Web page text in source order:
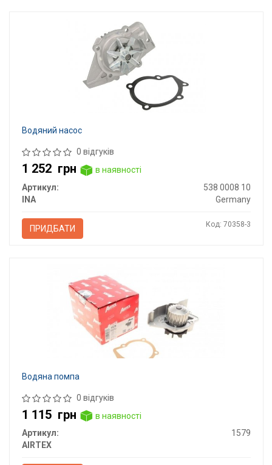
Водяний насос
0 відгуків
1 252 грн
в наявності
Артикул:
538 0008 10
INA
Germany
ПРИДБАТИ Код: 70358-3
Водяна помпа
0 відгуків
1 115 грн
в наявності
Артикул:
1579
AIRTEX